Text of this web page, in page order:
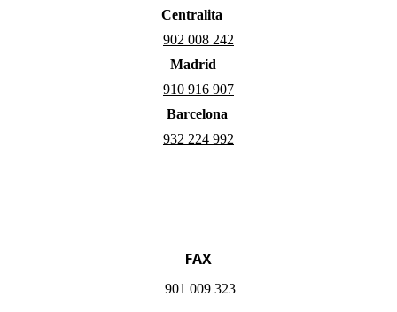
Centralita
902 008 242
Madrid
910 916 907
Barcelona
932 224 992
FAX
901 009 323